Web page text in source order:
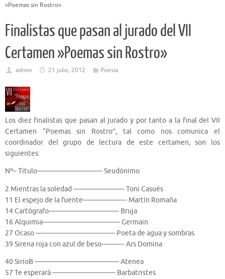
»Poemas sin Rostro»
Finalistas que pasan al jurado del VII
Certamen »Poemas sin Rostro»
admin 21 julio, 2012 Poesía
Los diez finalistas que pasan al jurado y por tanto a la final del VII
Certamen “Poemas sin Rostro”, tal como nos comunica el
coordinador del grupo de lectura de este certamen, son los
siguientes:
Nº– Título—————————- Seudónimo
2 Mientras la soledad ———————- Toni Casués
11 El espejo de la fuente——————- Martín Romaña
14 Cartógrafo—————————— Bruja
16 Alquimia——————————— Germain
27 Ocaso ———————————- Poeta de agua y sombras
39 Sirena roja con azul de beso———- Ars Domina
40 SirioB ———————————— Atenea
57 Te esperará ————————— Barbatristes